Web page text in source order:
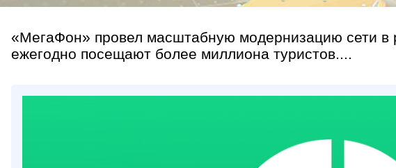
«МегаФон» провел масштабную модернизацию сети в
ежегодно посещают более миллиона туристов....